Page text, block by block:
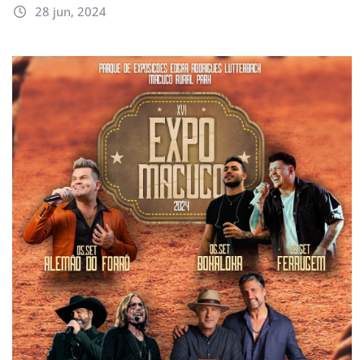
28 jun, 2024